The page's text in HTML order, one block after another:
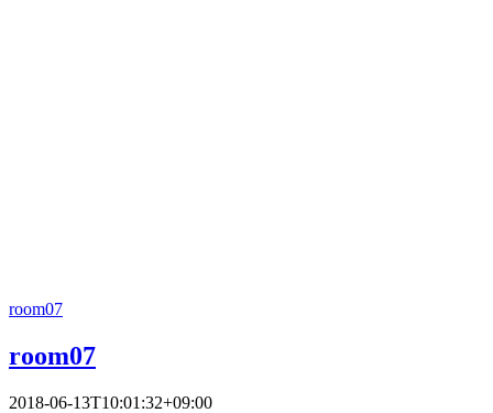
room07
room07
2018-06-13T10:01:32+09:00